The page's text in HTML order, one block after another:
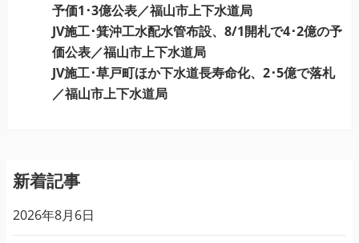
予価1･3億公表／福山市上下水道局
JV施工･箕沖工水配水管布設、8/1開札で4･2億の予
価公表／福山市上下水道局
JV施工･草戸町ほか下水道長寿命化、2･5億で落札
／福山市上下水道局
新着記事
2026年8月6日